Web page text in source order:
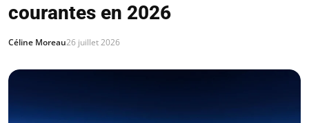
courantes en 2026
Céline Moreau26 juillet 2026